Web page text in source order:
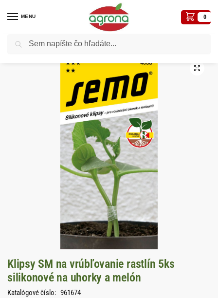
MENU 0
Domov Semená - osivá / Osivá zelenín
Klipsy SM na vrúbľovanie rastlín 5ks
silikonové na uhorky a melón
Katalógové číslo: 961674